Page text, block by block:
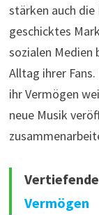
stärken auch die
geschicktes
sozialen Medien
Alltag ihrer
ihr Vermögen
neue Musik
Vermögen